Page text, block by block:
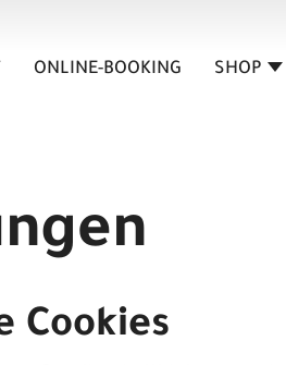
ONLINE-BOOKING SHOP
Cookies